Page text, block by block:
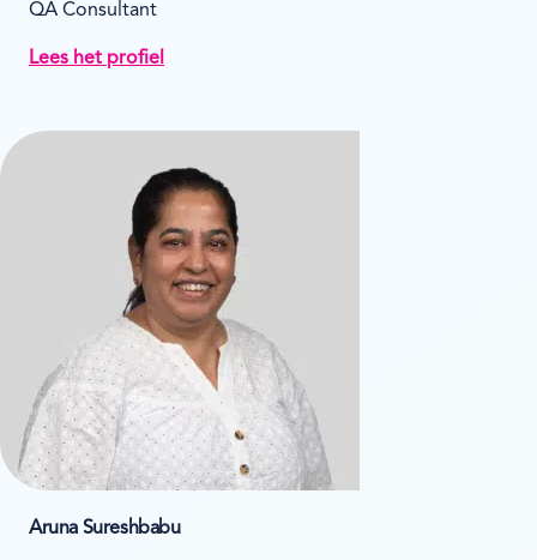
QA Consultant
Lees het profiel
Aruna Sureshbabu